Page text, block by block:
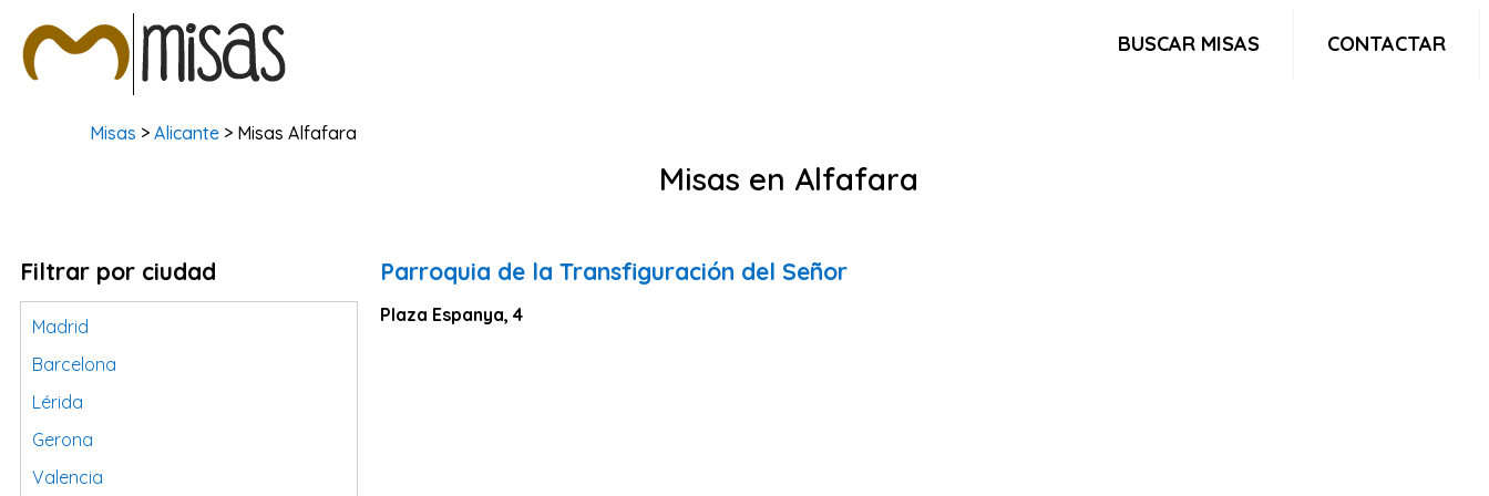
BUSCAR MISAS CONTACTAR
Misas >Alicante > Misas Alfafara
Misas en Alfafara
Filtrar por ciudad
Madrid
Barcelona
Lérida
Gerona
Valencia
Parroquia de la Transfiguración del Señor
Plaza Espanya, 4